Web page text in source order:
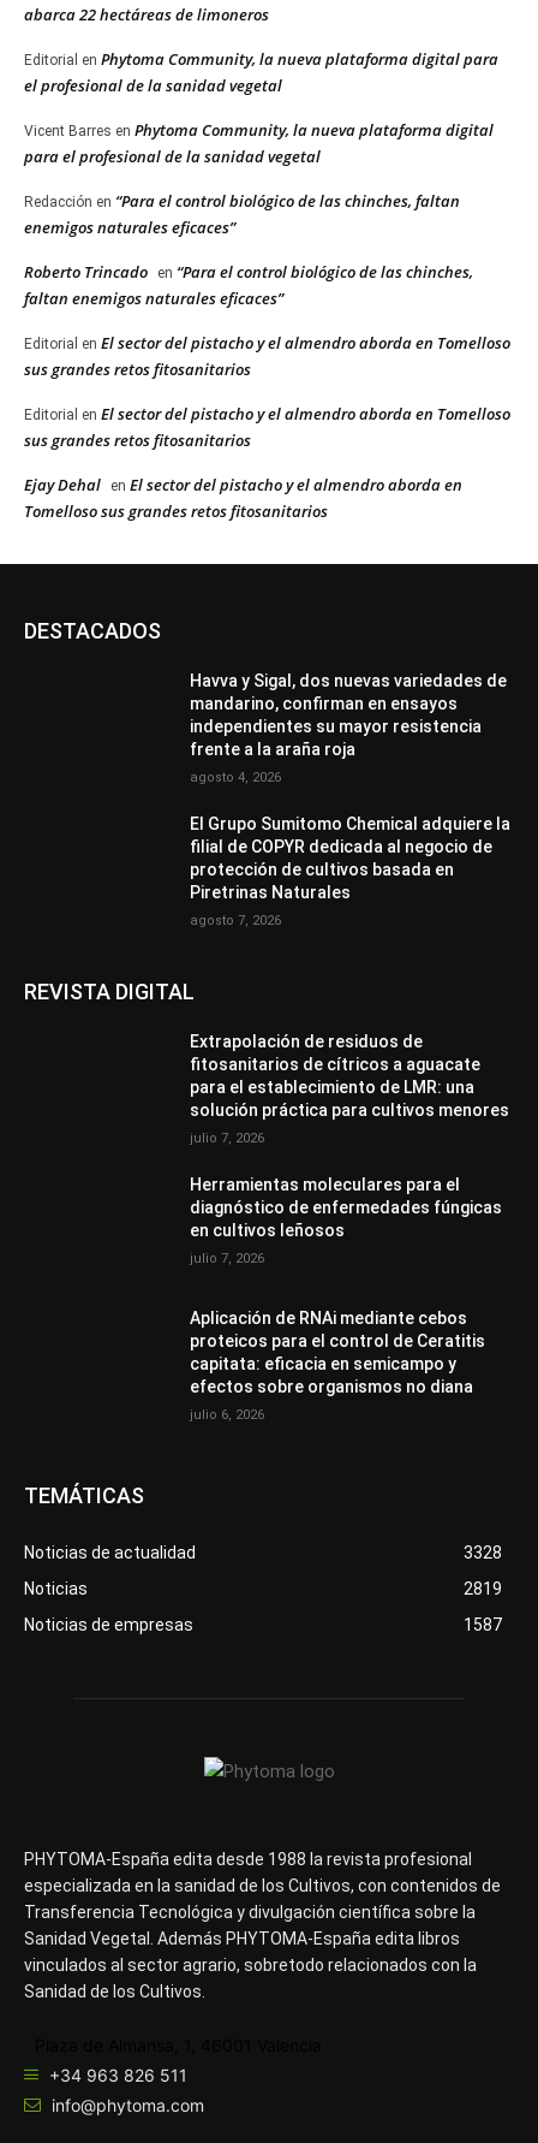
abarca 22 hectáreas de limoneros
Editorial en Phytoma Community, la nueva plataforma digital para
el profesional de la sanidad vegetal
Vicent Barres en Phytoma Community, la nueva plataforma digital
para el profesional de la sanidad vegetal
Redacción en “Para el control biológico de las chinches, faltan
enemigos naturales eficaces”
Roberto Trincado en “Para el control biológico de las chinches,
faltan enemigos naturales eficaces”
Editorial en El sector del pistacho y el almendro aborda en Tomelloso
sus grandes retos fitosanitarios
Editorial en El sector del pistacho y el almendro aborda en Tomelloso
sus grandes retos fitosanitarios
Ejay Dehal en El sector del pistacho y el almendro aborda en
Tomelloso sus grandes retos fitosanitarios
DESTACADOS
Havva y Sigal, dos nuevas variedades de
mandarino, confirman en ensayos
independientes su mayor resistencia
frente a la araña roja
agosto 4, 2026
El Grupo Sumitomo Chemical adquiere la
filial de COPYR dedicada al negocio de
protección de cultivos basada en
Piretrinas Naturales
agosto 7, 2026
REVISTA DIGITAL
Extrapolación de residuos de
fitosanitarios de cítricos a aguacate
para el establecimiento de LMR: una
solución práctica para cultivos menores
julio 7, 2026
Herramientas moleculares para el
diagnóstico de enfermedades fúngicas
en cultivos leñosos
julio 7, 2026
Aplicación de RNAi mediante cebos
proteicos para el control de Ceratitis
capitata: eficacia en semicampo y
efectos sobre organismos no diana
julio 6, 2026
TEMÁTICAS
Noticias de actualidad
3328
Noticias
2819
Noticias de empresas
1587
PHYTOMA-España edita desde 1988 la revista profesional
especializada en la sanidad de los Cultivos, con contenidos de
Transferencia Tecnológica y divulgación científica sobre la
Sanidad Vegetal. Además PHYTOMA-España edita libros
vinculados al sector agrario, sobretodo relacionados con la
Sanidad de los Cultivos.
+34 963 826 511
info@phytoma.com